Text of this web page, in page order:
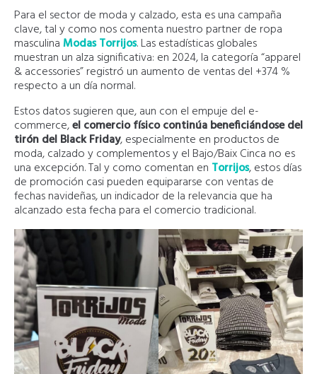
Para el sector de moda y calzado, esta es una campaña
clave, tal y como nos comenta nuestro partner de ropa
masculinaModas Torrijos. Las estadísticas globales
muestran un alza significativa: en 2024, la categoría “apparel
& accessories” registró un aumento de ventas del +374 %
respecto a un día normal.
Estos datos sugieren que, aun con el empuje del e-
commerce,el comercio físico continúa beneficiándose del
tirón del Black Friday, especialmente en productos de
moda, calzado y complementos y el Bajo/Baix Cinca no es
una excepción. Tal y como comentan en Torrijos, estos días
de promoción casi pueden equipararse con ventas de
fechas navideñas, un indicador de la relevancia que ha
alcanzado esta fecha para el comercio tradicional.